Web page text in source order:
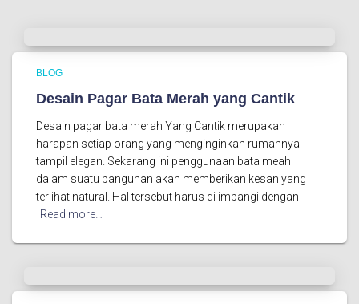
BLOG
Desain Pagar Bata Merah yang Cantik
Desain pagar bata merah Yang Cantik merupakan
harapan setiap orang yang menginginkan rumahnya
tampil elegan. Sekarang ini penggunaan bata meah
dalam suatu bangunan akan memberikan kesan yang
terlihat natural. Hal tersebut harus di imbangi dengan
Read more…